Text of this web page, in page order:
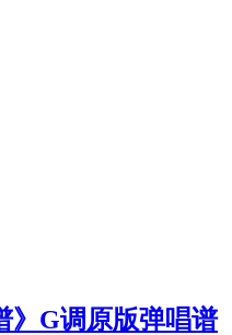
》G调原版弹唱谱